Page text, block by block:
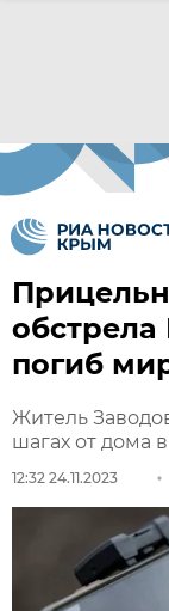
погиб
Житель
шагах от дома
12:32 24.11.2023